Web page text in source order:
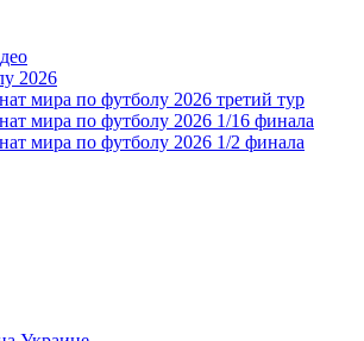
2026
мира по футболу 2026 третий тур
мира по футболу 2026 1/16 финала
мира по футболу 2026 1/2 финала